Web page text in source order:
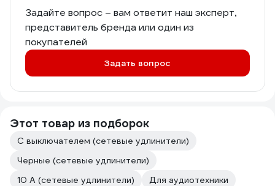
Задайте вопрос – вам ответит наш эксперт,
представитель бренда или один из
покупателей
Задать вопрос
Этот товар из подборок
С выключателем (сетевые удлинители)
Черные (сетевые удлинители)
10 А (сетевые удлинители)
Для аудиотехники